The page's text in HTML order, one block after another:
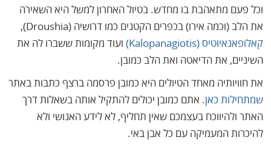
וכל פעם מתאהבת בו מחדש. בטיול האחרון למשל היא השאירה
את הלב (וכמה אירו) בכפרים הקטנים כמו דרושיה (Droushia),
קאלופאנאיוטיס (Kalopanagiotis)
ועוד מקומות ששברו לה את
השיניים, את הדיאטה ואת הלב כמובן.
את חוויותיה מאחד הטיולים היא כמובן פרסמה ברצף כתבות באתר
שמתחילות כאן. אתם כמובן יכולים להתקיל אותה בשאלות דרך
האתר ולהיווכח בעצמכם שאין תחליף, לא לידע האנושי ולא
להיכרות המעמיקה עם כל אבן באי.